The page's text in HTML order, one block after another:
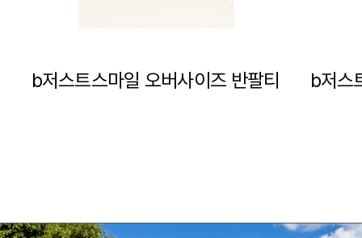
b저스트스마일 오버사이즈 반팔티 b저스